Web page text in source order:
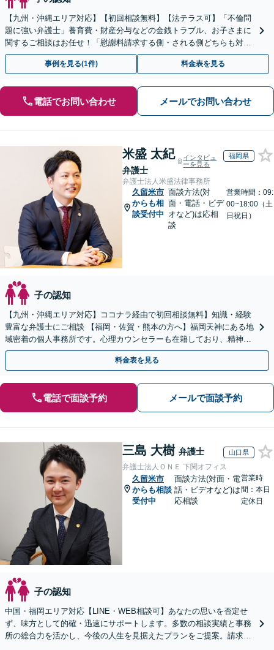
【九州・沖縄エリア対応】【初回相談無料】【法テラス可】「不倫問
題に強い弁護士」養育費・財産分与などの金銭トラブル、お子さまに
関するご相談はお任せ！「慰謝料請求する側・される側どちらも対応
可」【子連れ相談可】【休日・夜間相談可】【駐車場あり】
事例を見る(1件) 料金表を見る
電話でお問い合わせ メールでお問い合わせ
米盛 太紀
弁護士
インタビュ
ーを見る
福岡県
弁護士法人米盛法律事務所
久留米市
からも相
談受付中
面談方法(対
面・電話・ビデ
オなど)は応相
談
営業時間：09:
00~18:00（土
日祝日）
子の認知
【九州・沖縄エリア対応】ココナラ経由で初回相談無料】知識・経験
豊富な弁護士にご相談 【福岡・佐賀・熊本の方へ】福岡天神にある地
域密着の個人事務所です。心理カウンセラーも在籍しており、精神的
に不安な方にも安心してご相談頂けます
料金表を見る
電話で面談予約 メールで面談予約
三島 大樹 弁護士 山口県
弁護士法人ＯＮＥ 下関オフィス
久留米市
からも相談
受付中
面談方法(対面・電
話・ビデオなど)は
応相談
営業時
間：本日
定休日
子の認知
中国・福岡エリア対応【LINE・WEB相談可】あなたの思いを否定せ
ず、味方として的確・迅速にサポートします。多数の相談実績と事務
所の総合力を活かし、今後の人生を見据えたプランをご提案。請求す